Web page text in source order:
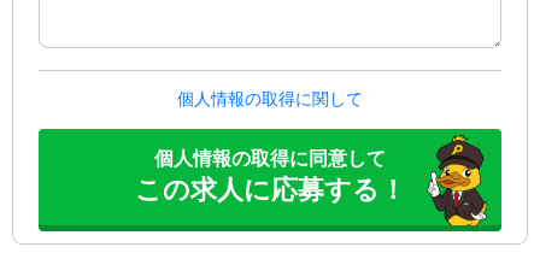
個人情報の取得に関して
個人情報の取得に同意して
この求人に応募する！